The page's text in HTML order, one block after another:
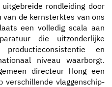
rondleiding door
de kernsterktes van ons
een volledig scala aan
die uitzonderlijke
productieconsistentie en
niveau waarborgt.
directeur Hong een
verschillende vlaggenschip-